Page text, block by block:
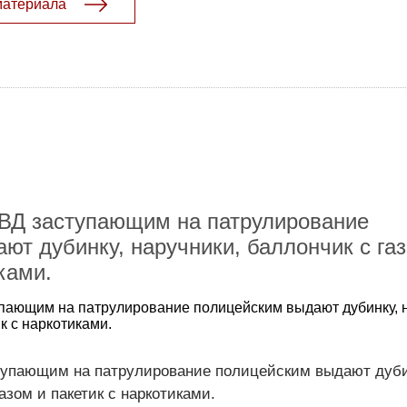
заступающим на патрулирование
дубинку, наручники, баллончик с
на патрулирование полицейским выдают дубинку,
с наркотиками.
на патрулирование полицейским выдают
и пакетик с наркотиками.